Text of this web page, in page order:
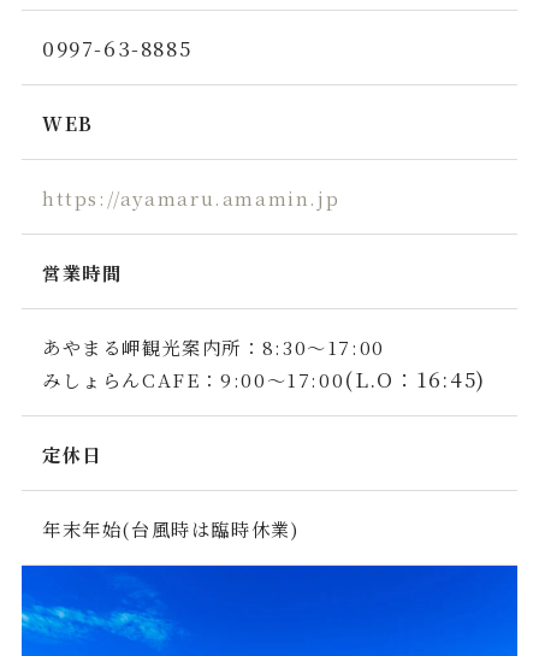
0997-63-8885
WEB
https://ayamaru.amamin.jp
営業時間
あやまる岬観光案内所：8:30〜17:00
みしょらんCAFE：9:00～17:00(L.O：16:45)
定休日
年末年始(台風時は臨時休業)